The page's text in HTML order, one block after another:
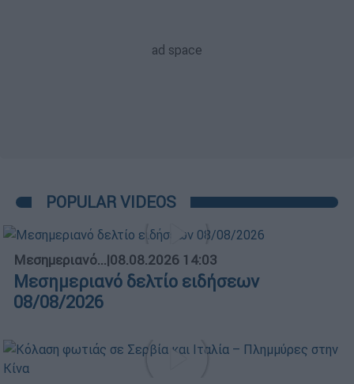
POPULAR VIDEOS
Μεσημεριανό...|08.08.2026 14:03
Μεσημεριανό δελτίο ειδήσεων
08/08/2026